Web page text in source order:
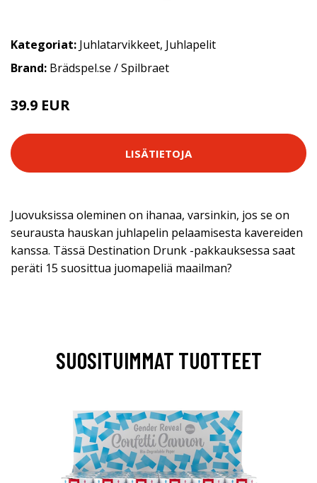
Kategoriat: Juhlatarvikkeet, Juhlapelit
Brand: Brädspel.se / Spilbraet
39.9 EUR
LISÄTIETOJA
Juovuksissa oleminen on ihanaa, varsinkin, jos se on
seurausta hauskan juhlapelin pelaamisesta kavereiden
kanssa. Tässä Destination Drunk -pakkauksessa saat
peräti 15 suosittua juomapeliä maailman?
SUOSITUIMMAT TUOTTEET